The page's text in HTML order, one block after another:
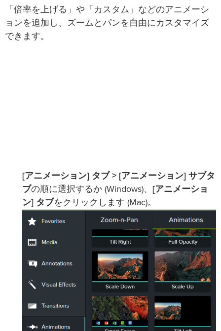
「倍率を上げる」や「カスタム」などのアニメーシ
ョンを追加し、ズームとパンを自由にカスタマイズ
できます。
[アニメーション] タブ > [アニメーション] サブタ
ブの順に選択するか (Windows)、
[アニメーショ
ン] タブをクリックします (Mac)。